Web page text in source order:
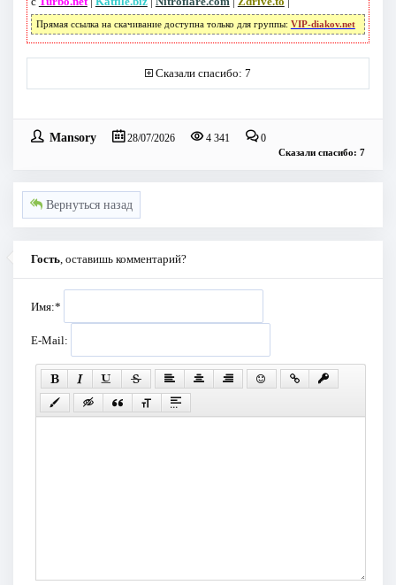
Прямая ссылка на скачивание доступна только для группы: VIP-diakov.net
Сказали спасибо: 7
Mansory 28/07/2026 4 341 0
Сказали спасибо: 7
Вернуться назад
Гость, оставишь комментарий?
Имя:*
E-Mail: